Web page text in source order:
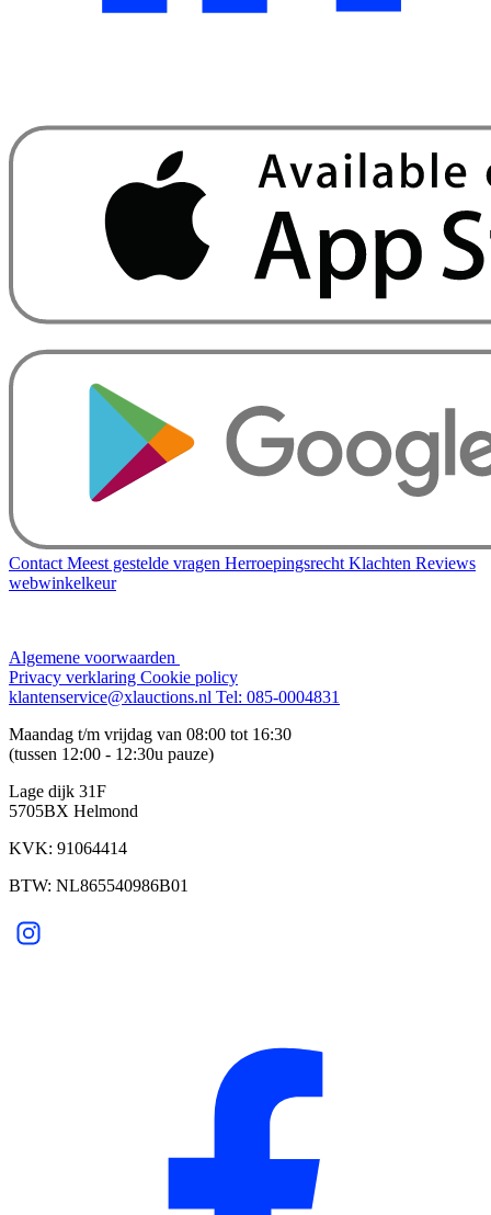
Contact Meest gestelde vragen Herroepingsrecht Klachten Reviews
webwinkelkeur
Algemene voorwaarden
Privacy verklaring Cookie policy
klantenservice@xlauctions.nl Tel: 085-0004831
Maandag t/m vrijdag van 08:00 tot 16:30
(tussen 12:00 - 12:30u pauze)
Lage dijk 31F
5705BX Helmond
KVK: 91064414
BTW: NL865540986B01